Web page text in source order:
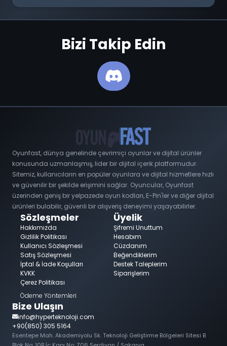
Bizi Takip Edin
Oyunfast, dünya genelinde çevrimiçi oyunlar ve dijital ürünler
konusunda uzmanlaşmış, lider bir dijital içerik platformudur.
Sitemiz, kullanıcıların en popüler oyunlara ve dijital hizmetlere hızlı
ve güvenilir bir şekilde erişimini sağlar. Oyuncular, Oyunfast
üzerinden geniş bir yelpazede oyun kodları, E-Pin'ler ve diğer dijital
ürünleri bulabilir, güvenli bir alışveriş deneyimi yaşayabilirler.
Sözleşmeler
Hakkımızda
Gizlilik Politikası
Kullanıcı Sözleşmesi
Satış Sözleşmesi
İptal & İade Koşulları
KVKK
Çerez Politikası
Ödeme Yöntemleri
Üyelik
Şifremi Unuttum
Hesabım
Cüzdanım
Beğendiklerim
Destek Taleplerim
Siparişlerim
Bize Ulaşın
info@hyperteknoloji.com
+90(850) 305 5164
Esentepe Mah. Akademiyolu Sk. Teknoloji Geliştirme Bölgeleri Sitesi B